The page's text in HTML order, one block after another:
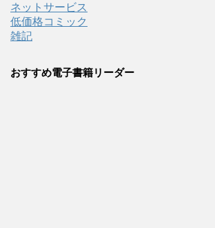
ネットサービス
低価格コミック
雑記
おすすめ電子書籍リーダー